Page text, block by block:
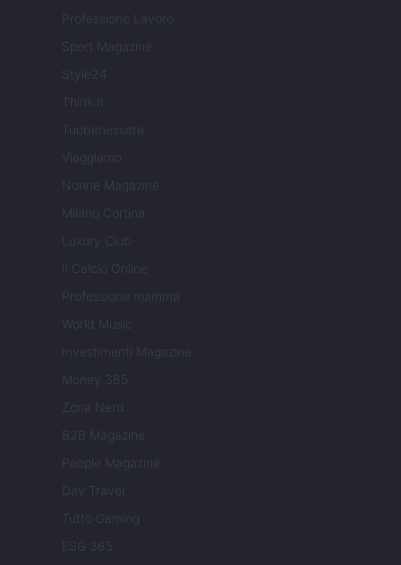
Professione Lavoro
Sport Magazine
Style24
Think.it
Tuobenessere
Viaggiamo
Nonne Magazine
Milano Cortina
Luxury Club
Il Calcio Online
Professione mamma
World Music
Investimenti Magazine
Money 365
Zona Nerd
B2B Magazine
People Magazine
Day Travel
Tutto Gaming
ESG 365